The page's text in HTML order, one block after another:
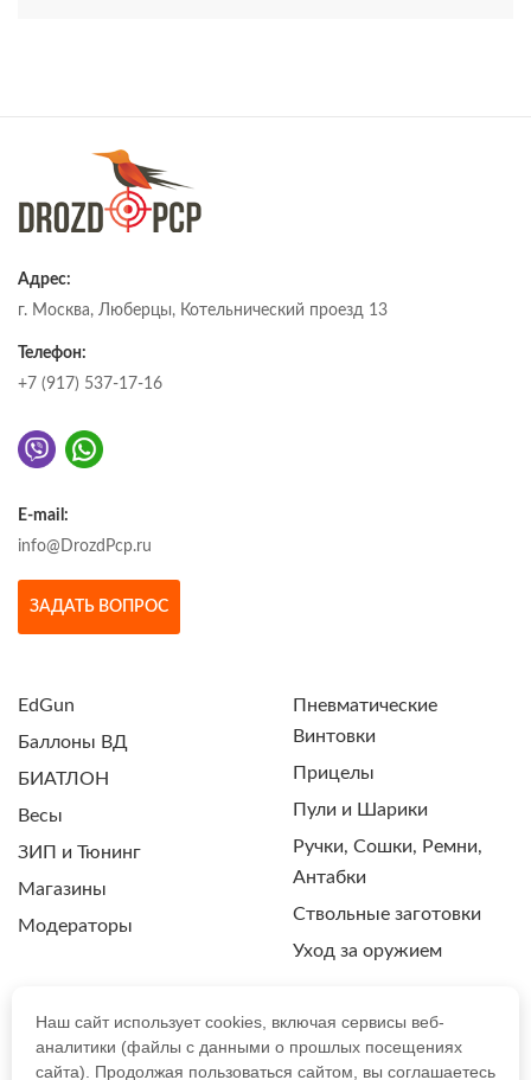
Адрес:
г. Москва, Люберцы, Котельнический проезд 13
Телефон:
+7 (917) 537-17-16
E-mail:
info@DrozdPcp.ru
ЗАДАТЬ ВОПРОС
EdGun
Баллоны ВД
БИАТЛОН
Весы
ЗИП и Тюнинг
Магазины
Модераторы
Пневматические
Винтовки
Прицелы
Пули и Шарики
Ручки, Сошки, Ремни,
Антабки
Ствольные заготовки
Уход за оружием
ПОЛИТИКА КОНФИДЕНЦИАЛЬНОСТИ
Наш сайт использует cookies, включая сервисы веб-
аналитики (файлы с данными о прошлых посещениях
сайта). Продолжая пользоваться сайтом, вы соглашаетесь